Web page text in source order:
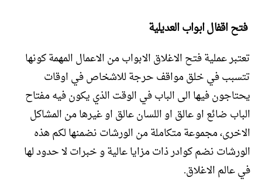
فتح اقفال ابواب العديلية
تعتبر عملية فتح الاغلاق الابواب من الاعمال المهمة كونها
تتسبب في خلق مواقف حرجة للاشخاص في اوقات
يحتاجون فيها الى الباب في الوقت الذي يكون فيه مفتاح
الباب ضائع او عالق او اللسان عالق او غيرها من المشاكل
الاخرى، مجموعة متكاملة من الورشات نضمنها لكم هذه
الورشات نضم كوادر ذات مزايا عالية و خبرات لا حدود لها
في عالم الاغلاق.